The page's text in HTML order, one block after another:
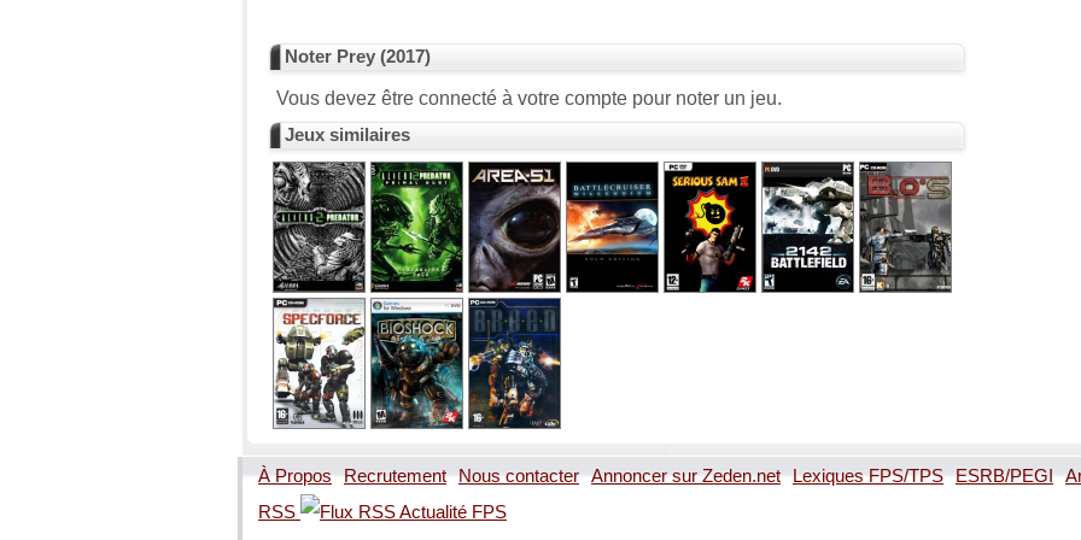
Noter Prey (2017)
Vous devez être connecté à votre compte pour noter un jeu.
Jeux similaires
À Propos Recrutement Nous contacter Annoncer sur Zeden.net Lexiques FPS/TPS ESRB/PEGI
RSS